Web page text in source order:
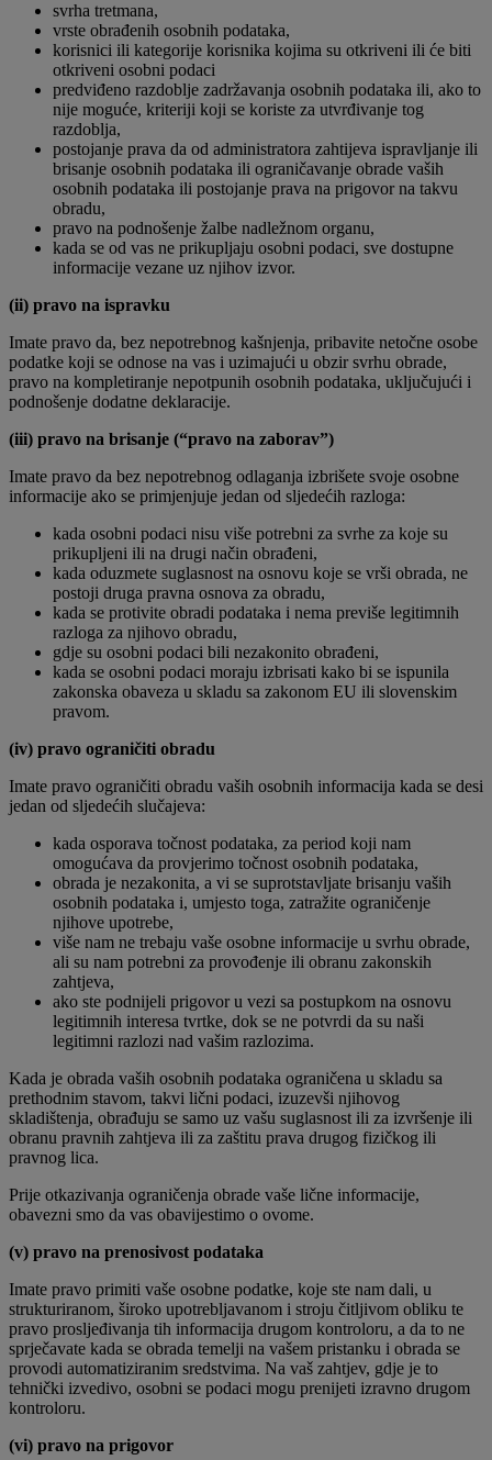
svrha tretmana,
vrste obrađenih osobnih podataka,
korisnici ili kategorije korisnika kojima su otkriveni ili će biti
otkriveni osobni podaci
predviđeno razdoblje zadržavanja osobnih podataka ili, ako to
nije moguće, kriteriji koji se koriste za utvrđivanje tog
razdoblja,
postojanje prava da od administratora zahtijeva ispravljanje ili
brisanje osobnih podataka ili ograničavanje obrade vaših
osobnih podataka ili postojanje prava na prigovor na takvu
obradu,
pravo na podnošenje žalbe nadležnom organu,
kada se od vas ne prikupljaju osobni podaci, sve dostupne
informacije vezane uz njihov izvor.
(ii) pravo na ispravku
Imate pravo da, bez nepotrebnog kašnjenja, pribavite netočne osobe
podatke koji se odnose na vas i uzimajući u obzir svrhu obrade,
pravo na kompletiranje nepotpunih osobnih podataka, uključujući i
podnošenje dodatne deklaracije.
(iii) pravo na brisanje (“pravo na zaborav”)
Imate pravo da bez nepotrebnog odlaganja izbrišete svoje osobne
informacije ako se primjenjuje jedan od sljedećih razloga:
kada osobni podaci nisu više potrebni za svrhe za koje su
prikupljeni ili na drugi način obrađeni,
kada oduzmete suglasnost na osnovu koje se vrši obrada, ne
postoji druga pravna osnova za obradu,
kada se protivite obradi podataka i nema previše legitimnih
razloga za njihovo obradu,
gdje su osobni podaci bili nezakonito obrađeni,
kada se osobni podaci moraju izbrisati kako bi se ispunila
zakonska obaveza u skladu sa zakonom EU ili slovenskim
pravom.
(iv) pravo ograničiti obradu
Imate pravo ograničiti obradu vaših osobnih informacija kada se desi
jedan od sljedećih slučajeva:
kada osporava točnost podataka, za period koji nam
omogućava da provjerimo točnost osobnih podataka,
obrada je nezakonita, a vi se suprotstavljate brisanju vaših
osobnih podataka i, umjesto toga, zatražite ograničenje
njihove upotrebe,
više nam ne trebaju vaše osobne informacije u svrhu obrade,
ali su nam potrebni za provođenje ili obranu zakonskih
zahtjeva,
ako ste podnijeli prigovor u vezi sa postupkom na osnovu
legitimnih interesa tvrtke, dok se ne potvrdi da su naši
legitimni razlozi nad vašim razlozima.
Kada je obrada vaših osobnih podataka ograničena u skladu sa
prethodnim stavom, takvi lični podaci, izuzevši njihovog
skladištenja, obrađuju se samo uz vašu suglasnost ili za izvršenje ili
obranu pravnih zahtjeva ili za zaštitu prava drugog fizičkog ili
pravnog lica.
Prije otkazivanja ograničenja obrade vaše lične informacije,
obavezni smo da vas obavijestimo o ovome.
(v) pravo na prenosivost podataka
Imate pravo primiti vaše osobne podatke, koje ste nam dali, u
strukturiranom, široko upotrebljavanom i stroju čitljivom obliku te
pravo prosljeđivanja tih informacija drugom kontroloru, a da to ne
sprječavate kada se obrada temelji na vašem pristanku i obrada se
provodi automatiziranim sredstvima. Na vaš zahtjev, gdje je to
tehnički izvedivo, osobni se podaci mogu prenijeti izravno drugom
kontroloru.
(vi) pravo na prigovor